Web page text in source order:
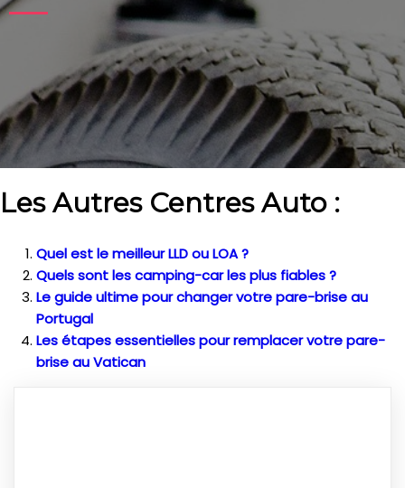
Les Autres Centres Auto :
Quel est le meilleur LLD ou LOA ?
Quels sont les camping-car les plus fiables ?
Le guide ultime pour changer votre pare-brise au
Portugal
Les étapes essentielles pour remplacer votre pare-
brise au Vatican